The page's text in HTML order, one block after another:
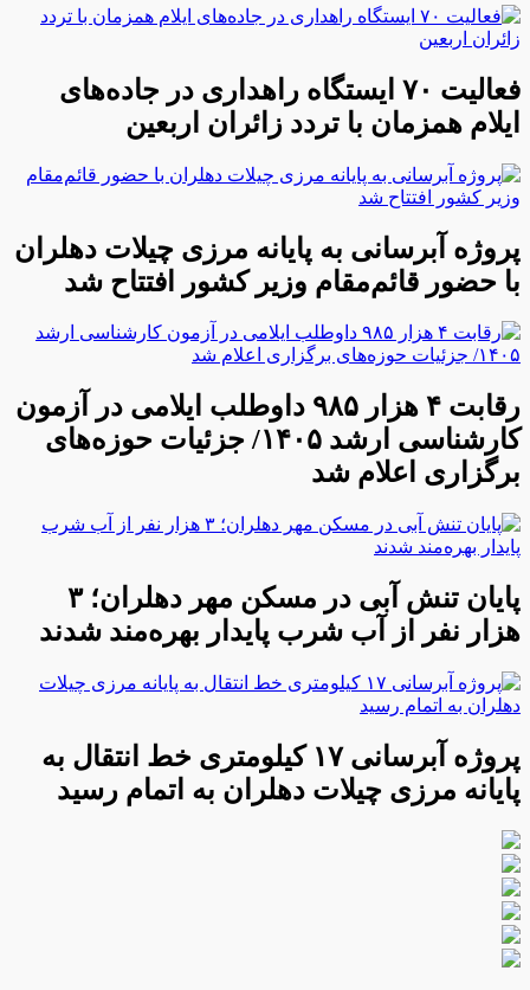
فعالیت ۷۰ ایستگاه راهداری در جاده‌های
ایلام همزمان با تردد زائران اربعین
پروژه آبرسانی به پایانه مرزی چیلات دهلران
با حضور قائم‌مقام وزیر کشور افتتاح شد
رقابت ۴ هزار ۹۸۵ داوطلب ایلامی در آزمون
کارشناسی ارشد ۱۴۰۵/ جزئیات حوزه‌های
برگزاری اعلام شد
پایان تنش آبی در مسکن مهر دهلران؛ ۳
هزار نفر از آب شرب پایدار بهره‌مند شدند
پروژه آبرسانی ۱۷ کیلومتری خط انتقال به
پایانه مرزی چیلات دهلران به اتمام رسید